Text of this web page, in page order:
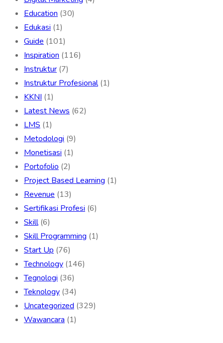
Education (30)
Edukasi (1)
Guide (101)
Inspiration (116)
Instruktur (7)
Instruktur Profesional(1)
KKNI (1)
Latest News (62)
LMS (1)
Metodologi (9)
Monetisasi (1)
Portofolio (2)
Project Based Learning (1)
Revenue (13)
Sertifikasi Profesi (6)
Skill(6)
Skill Programming (1)
Start Up (76)
Technology (146)
Tegnologi (36)
Teknology (34)
Uncategorized (329)
Wawancara (1)